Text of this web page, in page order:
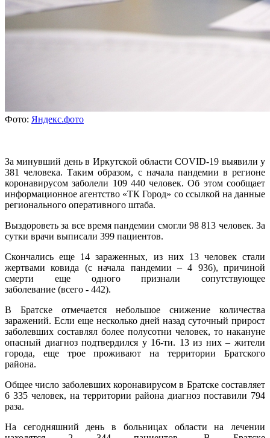
Фото: Яндекс.фото
За минувший день в Иркутской области COVID-19 выявили у
381 человека. Таким образом, с начала пандемии в регионе
коронавирусом заболели 109 440 человек. Об этом сообщает
информационное агентство «ТК Город» со ссылкой на данные
регионального оперативного штаба.
Выздороветь за все время пандемии смогли 98 813 человек. За
сутки врачи выписали 399 пациентов.
Скончались еще 14 зараженных, из них 13 человек стали
жертвами ковида (с начала пандемии – 4 936), причиной
смерти еще одного признали сопутствующее
заболевание (всего - 442).
В Братске отмечается небольшое снижение количества
заражений. Если еще несколько дней назад суточный прирост
заболевших составлял более полусотни человек, то накануне
опасный диагноз подтвердился у 16-ти. 13 из них – жители
города, еще трое проживают на территории Братского
района.
Общее число заболевших коронавирусом в Братске составляет
6 335 человек, на территории района диагноз поставили 794
раза.
На сегодняшний день в больницах области на лечении